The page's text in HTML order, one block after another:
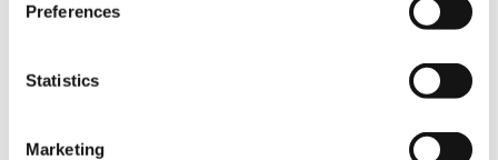
Preferences
Statistics
Marketing